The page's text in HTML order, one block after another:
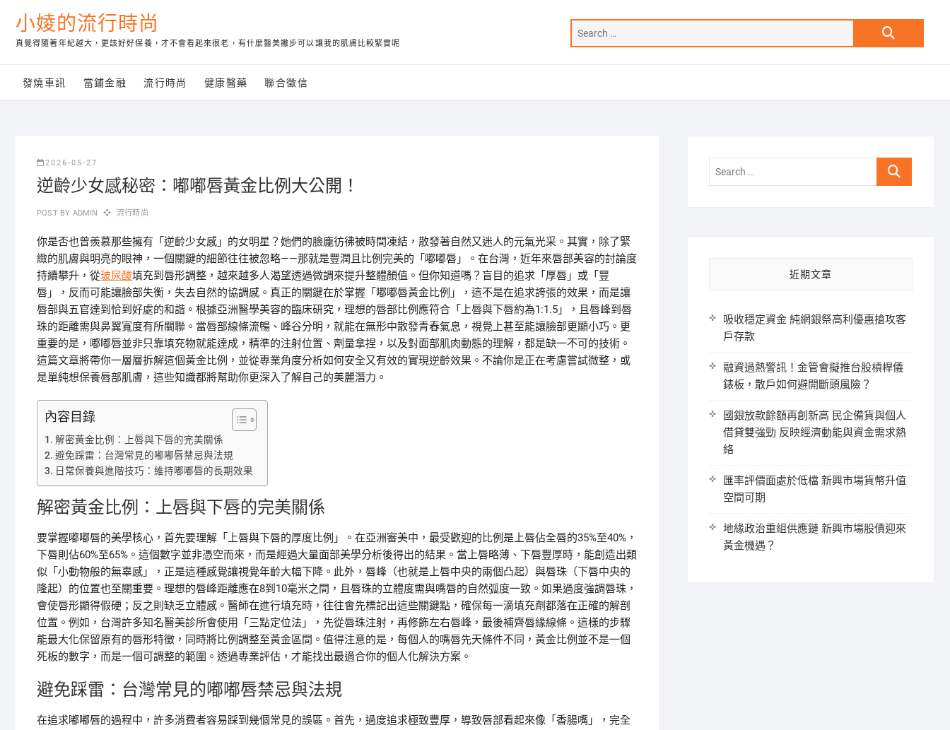
content
小婈的流行時尚
真覺得隨著年紀越大，更該好好保養，才不會看起來很老，有什麼醫美撇步可以讓我的肌膚比較緊實呢
Search
發燒車訊 當鋪金融 流行時尚 健康醫藥 聯合徵信
2026-05-27
逆齡少女感秘密：嘟嘟唇黃金比例大公開！
POST BY ADMIN 流行時尚
你是否也曾羨慕那些擁有「逆齡少女感」的女明星？她們的臉龐彷彿被時間凍結，散發著自然又迷人的元氣光采。其實，除了緊
緻的肌膚與明亮的眼神，一個關鍵的細節往往被忽略——那就是豐潤且比例完美的「嘟嘟唇」。在台灣，近年來唇部美容的討論度
持續攀升，從玻尿酸填充到唇形調整，越來越多人渴望透過微調來提升整體顏值。但你知道嗎？盲目的追求「厚唇」或「豐
唇」，反而可能讓臉部失衡，失去自然的協調感。真正的關鍵在於掌握「嘟嘟唇黃金比例」，這不是在追求誇張的效果，而是讓
唇部與五官達到恰到好處的和諧。根據亞洲醫學美容的臨床研究，理想的唇部比例應符合「上唇與下唇約為1:1.5」，且唇峰到唇
珠的距離需與鼻翼寬度有所關聯。當唇部線條流暢、峰谷分明，就能在無形中散發青春氣息，視覺上甚至能讓臉部更顯小巧。更
重要的是，嘟嘟唇並非只靠填充物就能達成，精準的注射位置、劑量拿捏，以及對面部肌肉動態的理解，都是缺一不可的技術。
這篇文章將帶你一層層拆解這個黃金比例，並從專業角度分析如何安全又有效的實現逆齡效果。不論你是正在考慮嘗試微整，或
是單純想保養唇部肌膚，這些知識都將幫助你更深入了解自己的美麗潛力。
內容目錄
解密黃金比例：上唇與下唇的完美關係
避免踩雷：台灣常見的嘟嘟唇禁忌與法規
日常保養與進階技巧：維持嘟嘟唇的長期效果
解密黃金比例：上唇與下唇的完美關係
要掌握嘟嘟唇的美學核心，首先要理解「上唇與下唇的厚度比例」。在亞洲審美中，最受歡迎的比例是上唇佔全唇的35%至40%，
下唇則佔60%至65%。這個數字並非憑空而來，而是經過大量面部美學分析後得出的結果。當上唇略薄、下唇豐厚時，能創造出類
似「小動物般的無辜感」，正是這種感覺讓視覺年齡大幅下降。此外，唇峰（也就是上唇中央的兩個凸起）與唇珠（下唇中央的
隆起）的位置也至關重要。理想的唇峰距離應在8到10毫米之間，且唇珠的立體度需與嘴唇的自然弧度一致。如果過度強調唇珠，
會使唇形顯得假硬；反之則缺乏立體感。醫師在進行填充時，往往會先標記出這些關鍵點，確保每一滴填充劑都落在正確的解剖
位置。例如，台灣許多知名醫美診所會使用「三點定位法」，先從唇珠注射，再修飾左右唇峰，最後補齊唇緣線條。這樣的步驟
能最大化保留原有的唇形特徵，同時將比例調整至黃金區間。值得注意的是，每個人的嘴唇先天條件不同，黃金比例並不是一個
死板的數字，而是一個可調整的範圍。透過專業評估，才能找出最適合你的個人化解決方案。
避免踩雷：台灣常見的嘟嘟唇禁忌與法規
在追求嘟嘟唇的過程中，許多消費者容易踩到幾個常見的誤區。首先，過度追求極致豐厚，導致唇部看起來像「香腸嘴」，完全
Search
近期文章
吸收穩定資金 純網銀祭高利優惠搶攻客
戶存款
融資過熱警訊！金管會擬推台股槓桿儀
錶板，散戶如何避開斷頭風險？
國銀放款餘額再創新高 民企備貨與個人
借貸雙強勁 反映經濟動能與資金需求熱
絡
匯率評價面處於低檔 新興市場貨幣升值
空間可期
地緣政治重組供應鏈 新興市場股債迎來
黃金機遇？